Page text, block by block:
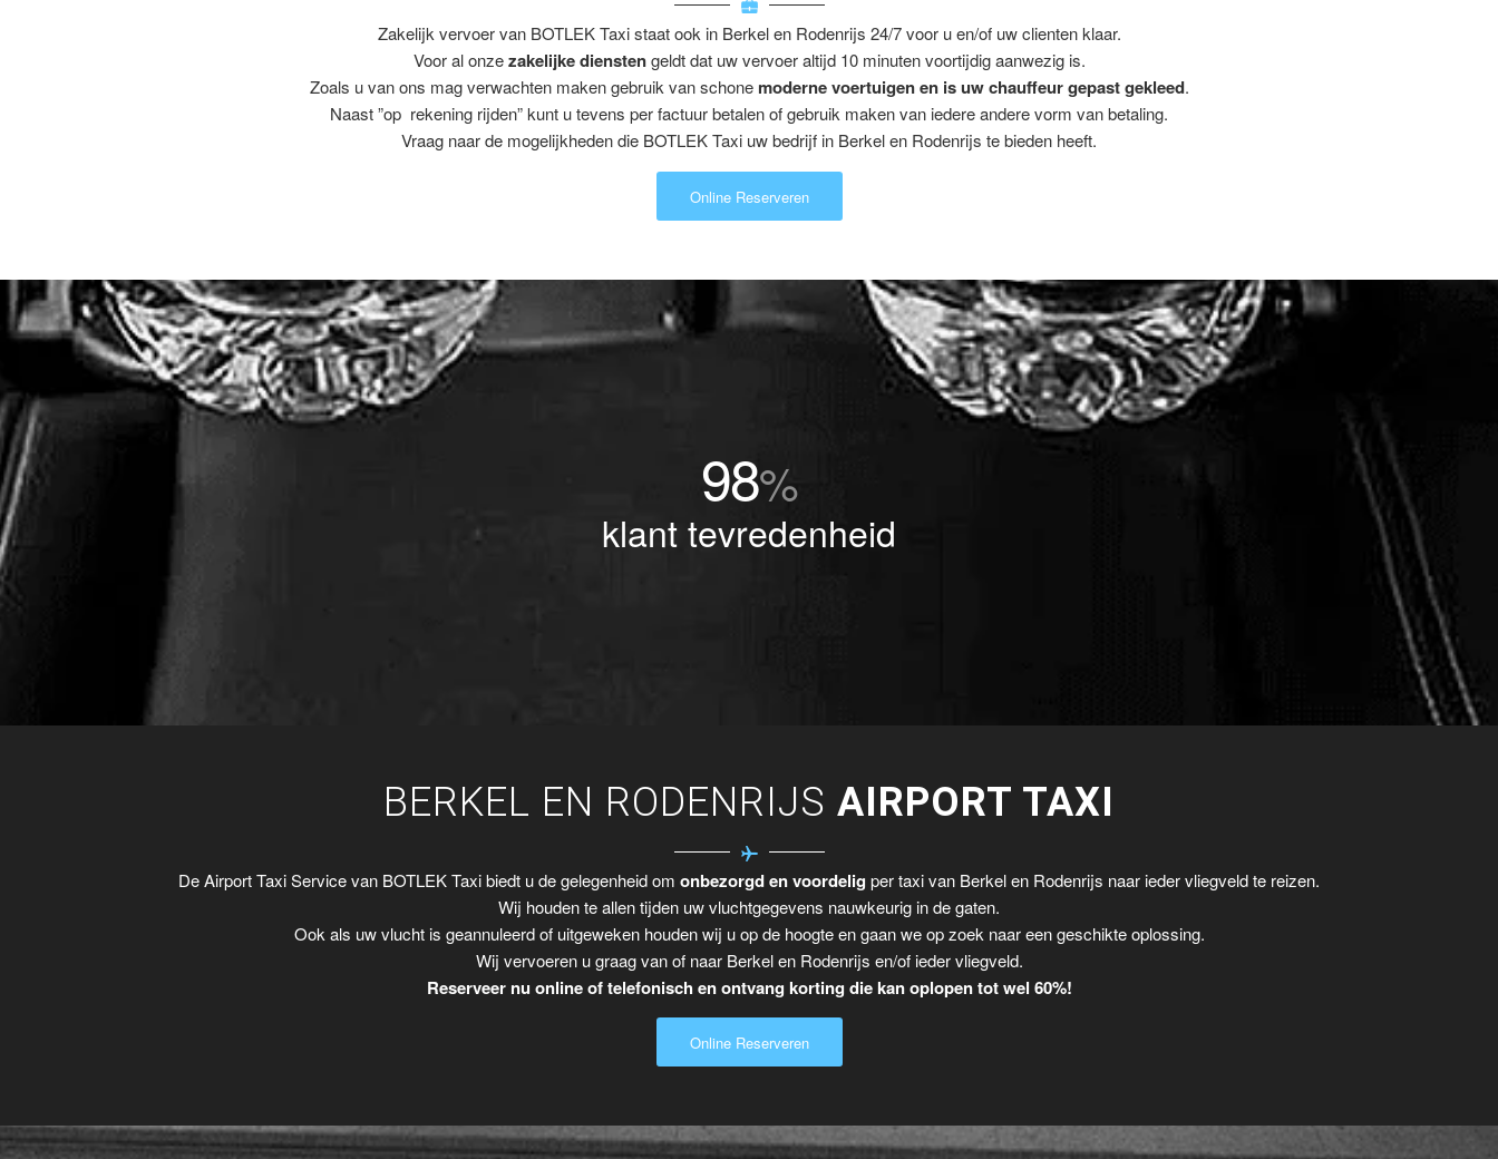
Zakelijk vervoer van BOTLEK Taxi staat ook in Berkel en Rodenrijs 24/7 voor u en/of uw clienten klaar.
Voor al onzezakelijke dienstengeldt dat uw vervoer altijd 10 minuten voortijdig aanwezig is.
Zoals u van ons mag verwachten maken gebruik van schone moderne voertuigen en is uw chauffeur gepast gekleed.
Naast ”op rekening rijden” kunt u tevens per factuur betalen of gebruik maken van iedere andere vorm van betaling.
Vraag naar de mogelijkheden die BOTLEK Taxi uw bedrijf in Berkel en Rodenrijs te bieden heeft.
Online Reserveren
98%
klant tevredenheid
BERKEL EN RODENRIJS AIRPORT TAXI
De Airport Taxi Service van BOTLEK Taxi biedt u de gelegenheid om onbezorgd en voordelig per taxi van Berkel en Rodenrijs naar ieder vliegveld te reizen.
Wij houden te allen tijden uw vluchtgegevens nauwkeurig in de gaten.
Ook als uw vlucht is geannuleerd of uitgeweken houden wij u op de hoogte en gaan we op zoek naar een geschikte oplossing.
Wij vervoeren u graag van of naar Berkel en Rodenrijs en/of ieder vliegveld.
Reserveer nu online of telefonisch en ontvang korting die kan oplopen tot wel 60%!
Online Reserveren